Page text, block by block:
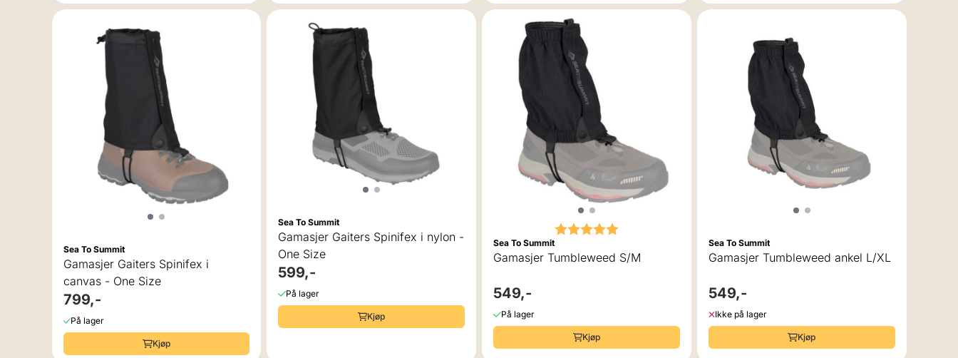
Sea To Summit
Gamasjer Gaiters Spinifex i
canvas - One Size
799,-
På lager
Kjøp
Sea To Summit
Gamasjer Gaiters Spinifex i nylon -
One Size
599,-
På lager
Kjøp
Karakter: 5.0 av 5 mulige
Sea To Summit
Gamasjer Tumbleweed S/M
549,-
På lager
Kjøp
Sea To Summit
Gamasjer Tumbleweed ankel L/XL
549,-
Ikke på lager
Kjøp